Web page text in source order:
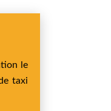
le
taxi